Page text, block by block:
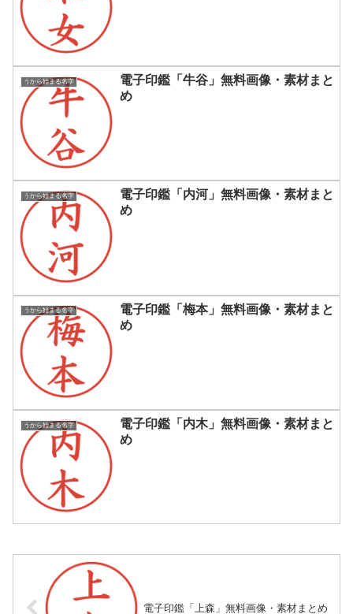
うから始まる名字
電子印鑑「牛谷」無料画像・素材まと
め
うから始まる名字
電子印鑑「内河」無料画像・素材まと
め
うから始まる名字
電子印鑑「梅本」無料画像・素材まと
め
うから始まる名字
電子印鑑「内木」無料画像・素材まと
め
電子印鑑「上森」無料画像・素材まとめ